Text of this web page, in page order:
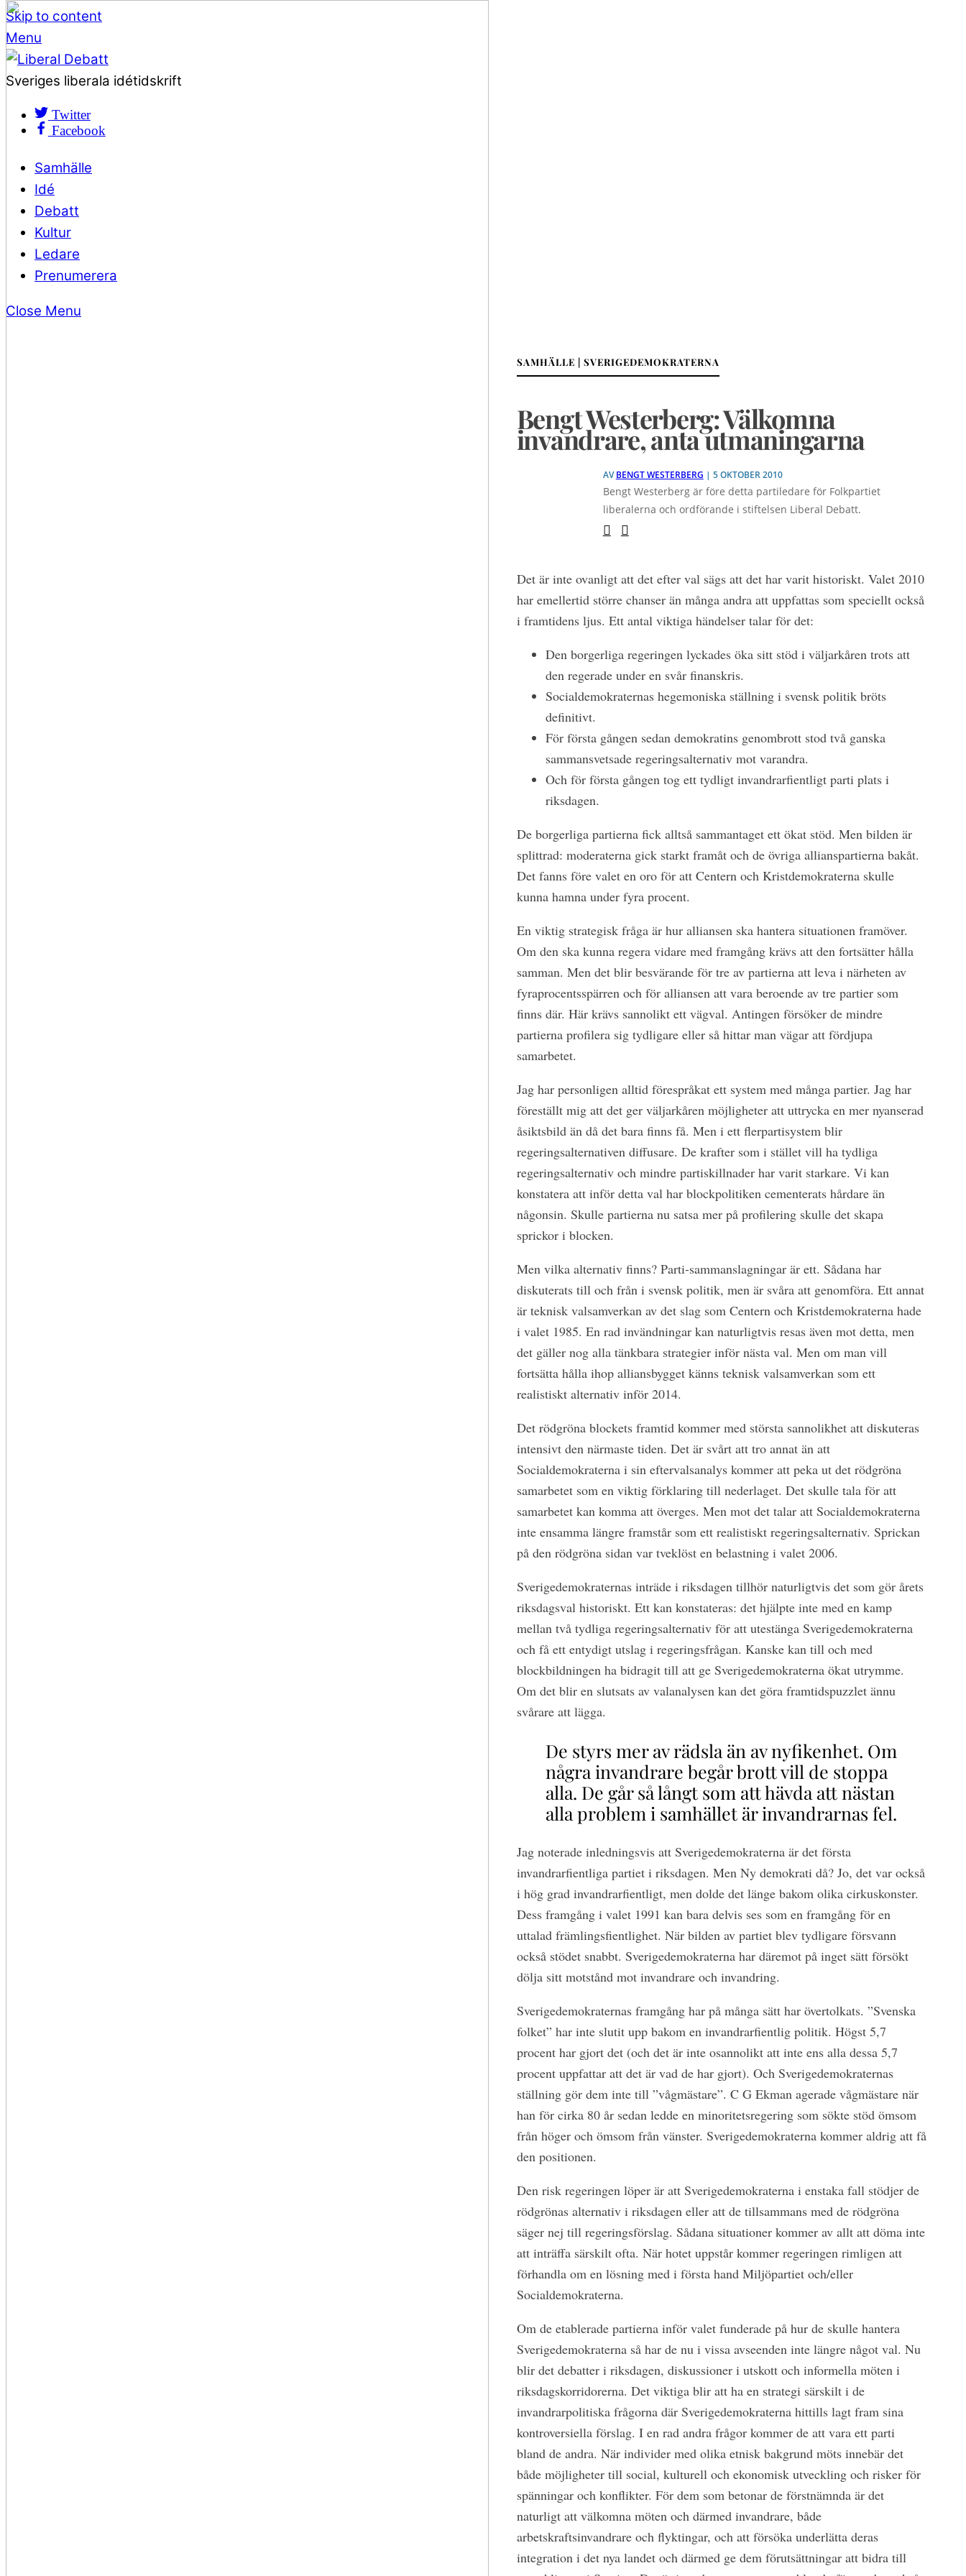
Skip to content
Menu
Sveriges liberala idétidskrift
Twitter
Facebook
Samhälle
Idé
Debatt
Kultur
Ledare
Prenumerera
Close Menu
SAMHÄLLE | SVERIGEDEMOKRATERNA
Bengt Westerberg: Välkomna
invandrare, anta utmaningarna
AVBENGT WESTERBERG | 5 OKTOBER 2010
Bengt Westerberg är före detta partiledare för Folkpartiet
liberalerna och ordförande i stiftelsen Liberal Debatt.
Det är inte ovanligt att det efter val sägs att det har varit historiskt. Valet 2010
har emellertid större chanser än många andra att uppfattas som speciellt också
i framtidens ljus. Ett antal viktiga händelser talar för det:
Den borgerliga regeringen lyckades öka sitt stöd i väljarkåren trots att
den regerade under en svår finanskris.
Socialdemokraternas hegemoniska ställning i svensk politik bröts
definitivt.
För första gången sedan demokratins genombrott stod två ganska
sammansvetsade regeringsalternativ mot varandra.
Och för första gången tog ett tydligt invandrarfientligt parti plats i
riksdagen.
De borgerliga partierna fick alltså sammantaget ett ökat stöd. Men bilden är
splittrad: moderaterna gick starkt framåt och de övriga allianspartierna bakåt.
Det fanns före valet en oro för att Centern och Kristdemokraterna skulle
kunna hamna under fyra procent.
En viktig strategisk fråga är hur alliansen ska hantera situationen framöver.
Om den ska kunna regera vidare med framgång krävs att den fortsätter hålla
samman. Men det blir besvärande för tre av partierna att leva i närheten av
fyraprocentsspärren och för alliansen att vara beroende av tre partier som
finns där. Här krävs sannolikt ett vägval. Antingen försöker de mindre
partierna profilera sig tydligare eller så hittar man vägar att fördjupa
samarbetet.
Jag har personligen alltid förespråkat ett system med många partier. Jag har
föreställt mig att det ger väljarkåren möjligheter att uttrycka en mer nyanserad
åsiktsbild än då det bara finns få. Men i ett flerpartisystem blir
regeringsalternativen diffusare. De krafter som i stället vill ha tydliga
regeringsalternativ och mindre partiskillnader har varit starkare. Vi kan
konstatera att inför detta val har blockpolitiken cementerats hårdare än
någonsin. Skulle partierna nu satsa mer på profilering skulle det skapa
sprickor i blocken.
Men vilka alternativ finns? Parti-sammanslagningar är ett. Sådana har
diskuterats till och från i svensk politik, men är svåra att genomföra. Ett annat
är teknisk valsamverkan av det slag som Centern och Kristdemokraterna hade
i valet 1985. En rad invändningar kan naturligtvis resas även mot detta, men
det gäller nog alla tänkbara strategier inför nästa val. Men om man vill
fortsätta hålla ihop alliansbygget känns teknisk valsamverkan som ett
realistiskt alternativ inför 2014.
Det rödgröna blockets framtid kommer med största sannolikhet att diskuteras
intensivt den närmaste tiden. Det är svårt att tro annat än att
Socialdemokraterna i sin eftervalsanalys kommer att peka ut det rödgröna
samarbetet som en viktig förklaring till nederlaget. Det skulle tala för att
samarbetet kan komma att överges. Men mot det talar att Socialdemokraterna
inte ensamma längre framstår som ett realistiskt regeringsalternativ. Sprickan
på den rödgröna sidan var tveklöst en belastning i valet 2006.
Sverigedemokraternas inträde i riksdagen tillhör naturligtvis det som gör årets
riksdagsval historiskt. Ett kan konstateras: det hjälpte inte med en kamp
mellan två tydliga regeringsalternativ för att utestänga Sverigedemokraterna
och få ett entydigt utslag i regeringsfrågan. Kanske kan till och med
blockbildningen ha bidragit till att ge Sverigedemokraterna ökat utrymme.
Om det blir en slutsats av valanalysen kan det göra framtidspuzzlet ännu
svårare att lägga.
De styrs mer av rädsla än av nyfikenhet. Om
några invandrare begår brott vill de stoppa
alla. De går så långt som att hävda att nästan
alla problem i samhället är invandrarnas fel.
Jag noterade inledningsvis att Sverigedemokraterna är det första
invandrarfientliga partiet i riksdagen. Men Ny demokrati då? Jo, det var också
i hög grad invandrarfientligt, men dolde det länge bakom olika cirkuskonster.
Dess framgång i valet 1991 kan bara delvis ses som en framgång för en
uttalad främlingsfientlighet. När bilden av partiet blev tydligare försvann
också stödet snabbt. Sverigedemokraterna har däremot på inget sätt försökt
dölja sitt motstånd mot invandrare och invandring.
Sverigedemokraternas framgång har på många sätt har övertolkats. ”Svenska
folket” har inte slutit upp bakom en invandrarfientlig politik. Högst 5,7
procent har gjort det (och det är inte osannolikt att inte ens alla dessa 5,7
procent uppfattar att det är vad de har gjort). Och Sverigedemokraternas
ställning gör dem inte till ”vågmästare”. C G Ekman agerade vågmästare när
han för cirka 80 år sedan ledde en minoritetsregering som sökte stöd ömsom
från höger och ömsom från vänster. Sverigedemokraterna kommer aldrig att få
den positionen.
Den risk regeringen löper är att Sverigedemokraterna i enstaka fall stödjer de
rödgrönas alternativ i riksdagen eller att de tillsammans med de rödgröna
säger nej till regeringsförslag. Sådana situationer kommer av allt att döma inte
att inträffa särskilt ofta. När hotet uppstår kommer regeringen rimligen att
förhandla om en lösning med i första hand Miljöpartiet och/eller
Socialdemokraterna.
Om de etablerade partierna inför valet funderade på hur de skulle hantera
Sverigedemokraterna så har de nu i vissa avseenden inte längre något val. Nu
blir det debatter i riksdagen, diskussioner i utskott och informella möten i
riksdagskorridorerna. Det viktiga blir att ha en strategi särskilt i de
invandrarpolitiska frågorna där Sverigedemokraterna hittills lagt fram sina
kontroversiella förslag. I en rad andra frågor kommer de att vara ett parti
bland de andra. När individer med olika etnisk bakgrund möts innebär det
både möjligheter till social, kulturell och ekonomisk utveckling och risker för
spänningar och konflikter. För dem som betonar de förstnämnda är det
naturligt att välkomna möten och därmed invandrare, både
arbetskraftsinvandrare och flyktingar, och att försöka underlätta deras
integration i det nya landet och därmed ge dem förutsättningar att bidra till